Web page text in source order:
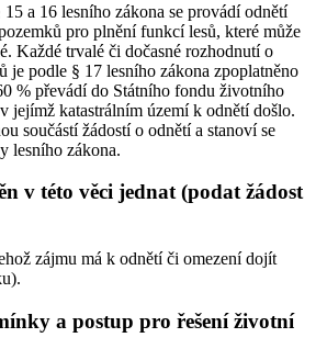
a 16 lesního zákona se provádí odnětí
pro plnění funkcí lesů, které může
Každé trvalé či dočasné rozhodnutí o
je podle § 17 lesního zákona zpoplatněno
% převádí do Státního fondu životního
jejímž katastrálním území k odnětí došlo.
součástí žádostí o odnětí a stanoví se
lesního zákona.
v této věci jednat (podat žádost
zájmu má k odnětí či omezení dojít
a postup pro řešení životní